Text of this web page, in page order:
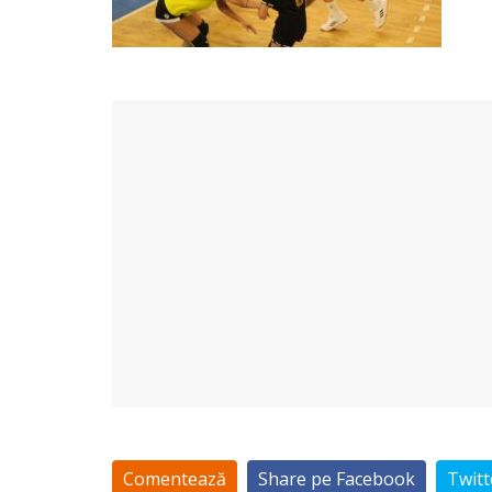
Comentează Share pe Facebook